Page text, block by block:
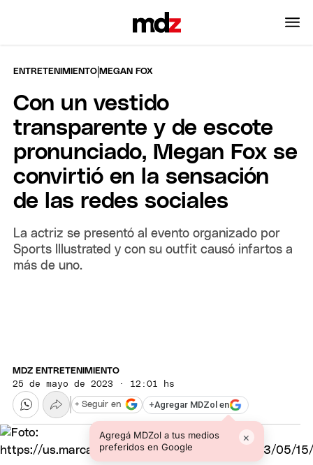
ENTRETENIMIENTO |MEGAN FOX
Con un vestido
transparente y de escote
pronunciado, Megan Fox se
convirtió en la sensación
de las redes sociales
La actriz se presentó al evento organizado por
Sports Illustrated y con su outfit causó infartos a
más de uno.
MDZ ENTRETENIMIENTO
25 de mayo de 2023 · 12:01 hs
+Agregar MDZol en
Agregá MDZol a tus medios
preferidos en Google
×
+ Seguir en